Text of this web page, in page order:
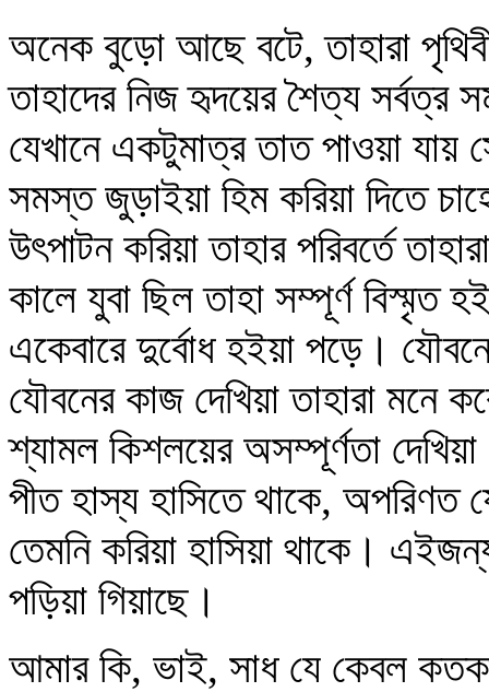
অনেক বুড়ো আছে বটে, তাহারা
তাহাদের নিজ হৃদয়ের শৈত্য সর্বত্র
যেখানে একটুমাত্র তাত পাওয়া যায়
সমস্ত জুড়াইয়া হিম করিয়া দিতে
উৎপাটন করিয়া তাহার পরিবর্তে
কালে যুবা ছিল তাহা সম্পূর্ণ বিস্মৃত
একেবারে দুর্বোধ হইয়া পড়ে।
যৌবনের কাজ দেখিয়া তাহারা মনে
শ্যামল কিশলয়ের অসম্পূর্ণতা
পীত হাস্য হাসিতে থাকে, অপরিণত
তেমনি করিয়া হাসিয়া থাকে।
পড়িয়া গিয়াছে।
আমার কি, ভাই, সাধ যে কেবল